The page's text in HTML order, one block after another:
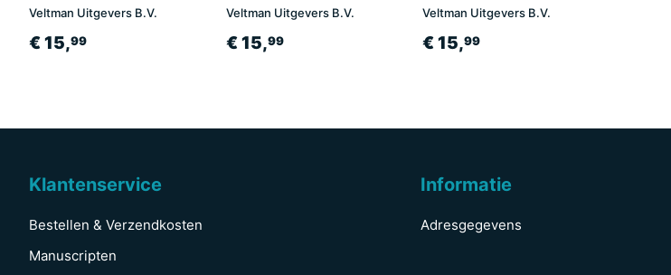
Veltman Uitgevers B.V.
€ 15,99
Veltman Uitgevers B.V.
€ 15,99
Veltman Uitgevers B.V.
€ 15,99
Klantenservice
Bestellen & Verzendkosten
Manuscripten
Informatie
Adresgegevens